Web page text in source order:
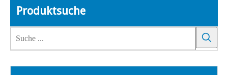
Produktsuche